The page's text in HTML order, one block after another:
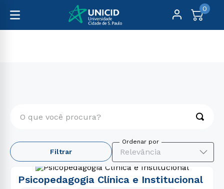
0
Filtrar Relevância
Psicopedagogia Clínica e Institucional
TERMOS MAIS BUSCADOS
educação física
2º
enfermagem